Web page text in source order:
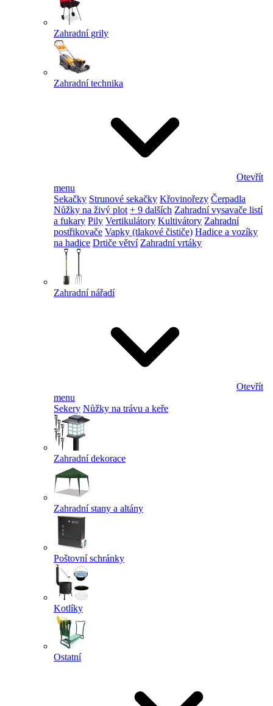
Zahradní grily
Zahradní technika
Otevřít
menu
Sekačky Strunové sekačky Křovinořezy Čerpadla
Nůžky na živý plot + 9 dalších Zahradní vysavače listí
a fukary Pily Vertikulátory Kultivátory Zahradní
postřikovače Vapky (tlakové čističe) Hadice a vozíky
na hadice Drtiče větví Zahradní vrtáky
Zahradní nářadí
Otevřít
menu
Sekery Nůžky na trávu a keře
Zahradní dekorace
Zahradní stany a altány
Poštovní schránky
Kotlíky
Ostatní